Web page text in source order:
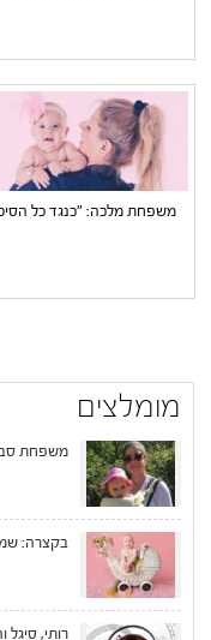
משפחת מלכה: "כנגד כל
מומלצים
משפחת
בקצרה:
רותי,